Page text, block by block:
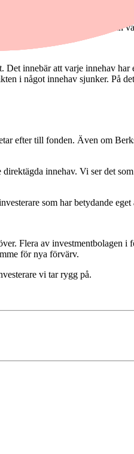
bortglömda pärlor.
spridning som om man
innebär att varje innehav
i något innehav sjunker. På
efter till fonden. Även om
innehav. Vi ser det
som har betydande eget
Flera av investmentbolagen
för nya förvärv.
vi tar rygg på.